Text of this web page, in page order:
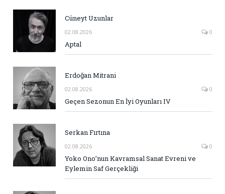
Cüneyt Uzunlar
02.08.2026 0
Aptal
Erdoğan Mitrani
02.08.2026 0
Geçen Sezonun En İyi Oyunları IV
Serkan Fırtına
02.08.2026 0
Yoko Ono’nun Kavramsal Sanat Evreni ve
Eylemin Saf Gerçekliği